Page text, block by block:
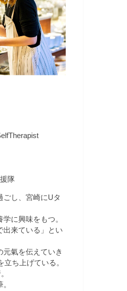
隊
ごし、宮崎にUタ
に興味をもつ。
出来ている」とい
氣を伝えていき
ち上げている。